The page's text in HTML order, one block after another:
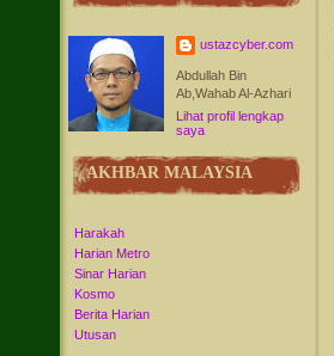
ustazcyber.com
Abdullah Bin
Ab,Wahab Al-Azhari
Lihat profil lengkap
saya
AKHBAR MALAYSIA
Harakah
Harian Metro
Sinar Harian
Kosmo
Berita Harian
Utusan